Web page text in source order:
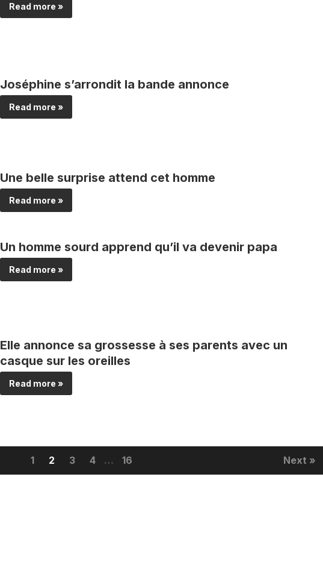
Read more »
Joséphine s’arrondit la bande annonce
Read more »
Une belle surprise attend cet homme
Read more »
Un homme sourd apprend qu’il va devenir papa
Read more »
Elle annonce sa grossesse à ses parents avec un
casque sur les oreilles
Read more »
1 2 3 4 … 16 Next »